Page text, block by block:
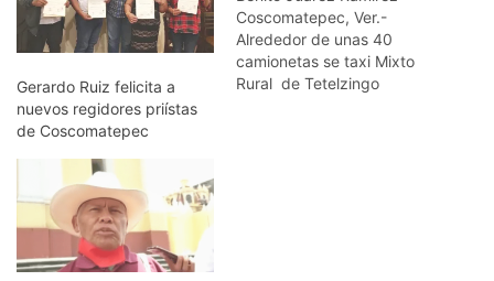
Gerardo Ruiz felicita a
nuevos regidores priístas
de Coscomatepec
Coscomatepec, Ver.-
Alrededor de unas 40
camionetas se taxi Mixto
Rural de Tetelzingo